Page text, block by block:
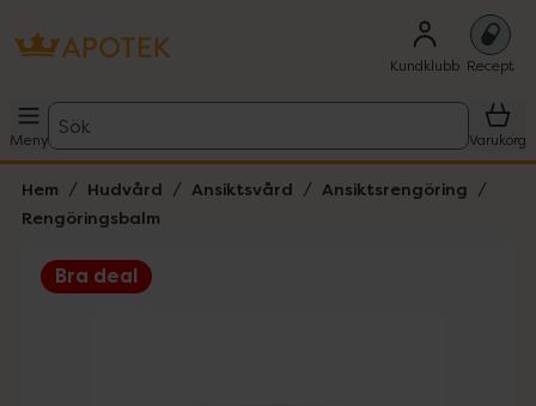
Kundklubb Recept
Meny
Sök
Varukorg
Hem Hudvård Ansiktsvård
Ansiktsrengöring
Rengöringsbalm
Bra deal